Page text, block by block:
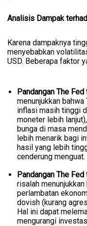
Analisis Dampak
Karena dampaknya
menyebabkan
USD. Beberapa faktor
Pandangan The
menunjukkan
inflasi masih tinggi
moneter lebih
bunga di masa
lebih menarik bagi
hasil yang lebih
cenderung menguat.
Pandangan The
risalah
perlambatan
dovish (kurang
Hal ini dapat
mengurangi